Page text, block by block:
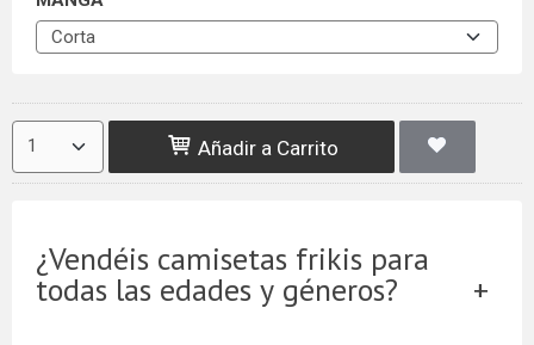
Añadir a Carrito
¿Vendéis camisetas frikis para
todas las edades y géneros?